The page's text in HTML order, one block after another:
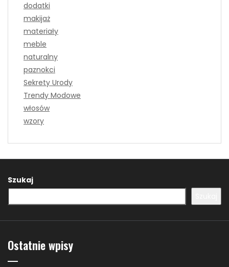
dodatki
makijaż
materiały
meble
naturalny
paznokci
Sekrety Urody
Trendy Modowe
włosów
wzory
Szukaj
Ostatnie wpisy